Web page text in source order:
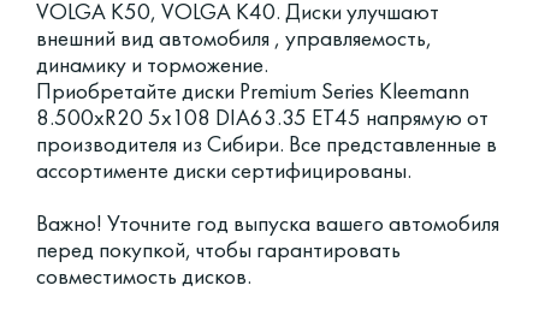
VOLGA K50, VOLGA K40. Диски улучшают
внешний вид автомобиля , управляемость,
динамику и торможение.
Приобретайте диски Premium Series Kleemann
8.500xR20 5x108 DIA63.35 ET45 напрямую от
производителя из Сибири. Все представленные в
ассортименте диски сертифицированы.
Важно! Уточните год выпуска вашего автомобиля
перед покупкой, чтобы гарантировать
совместимость дисков.